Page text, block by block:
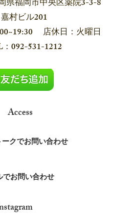
福岡市中央区薬院3-3-8
嘉村ビル201
店休日：火曜日
092-531-1212
Access
クでお問い合わせ
でお問い合わせ